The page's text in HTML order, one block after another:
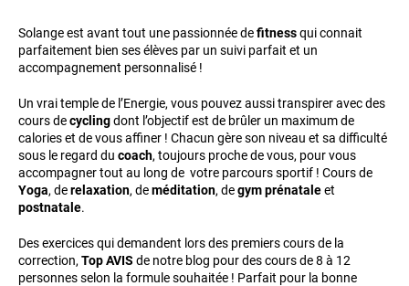
Solange est avant tout une passionnée defitnessqui connait
parfaitement bien ses élèves par un suivi parfait et un
accompagnement personnalisé !
Un vrai temple de l’Energie, vous pouvez aussi transpirer avec des
cours decyclingdont l’objectif est de brûler un maximum de
calories et de vous affiner ! Chacun gère son niveau et sa difficulté
sous le regard du coach, toujours proche de vous, pour vous
accompagner tout au long de votre parcours sportif ! Cours de
Yoga, derelaxation, deméditation, degym prénataleet
postnatale.
Des exercices qui demandent lors des premiers cours de la
correction, Top AVIS de notre blog pour des cours de 8 à 12
personnes selon la formule souhaitée ! Parfait pour la bonne